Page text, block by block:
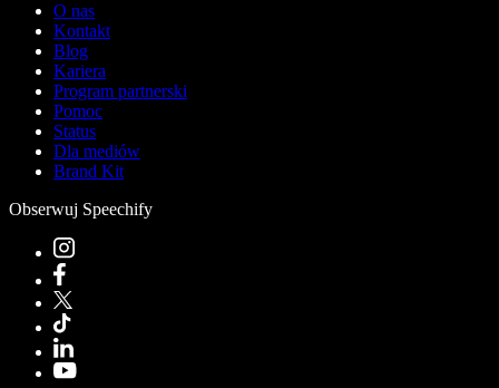
O nas
Kontakt
Blog
Kariera
Program partnerski
Pomoc
Status
Dla mediów
Brand Kit
Obserwuj Speechify